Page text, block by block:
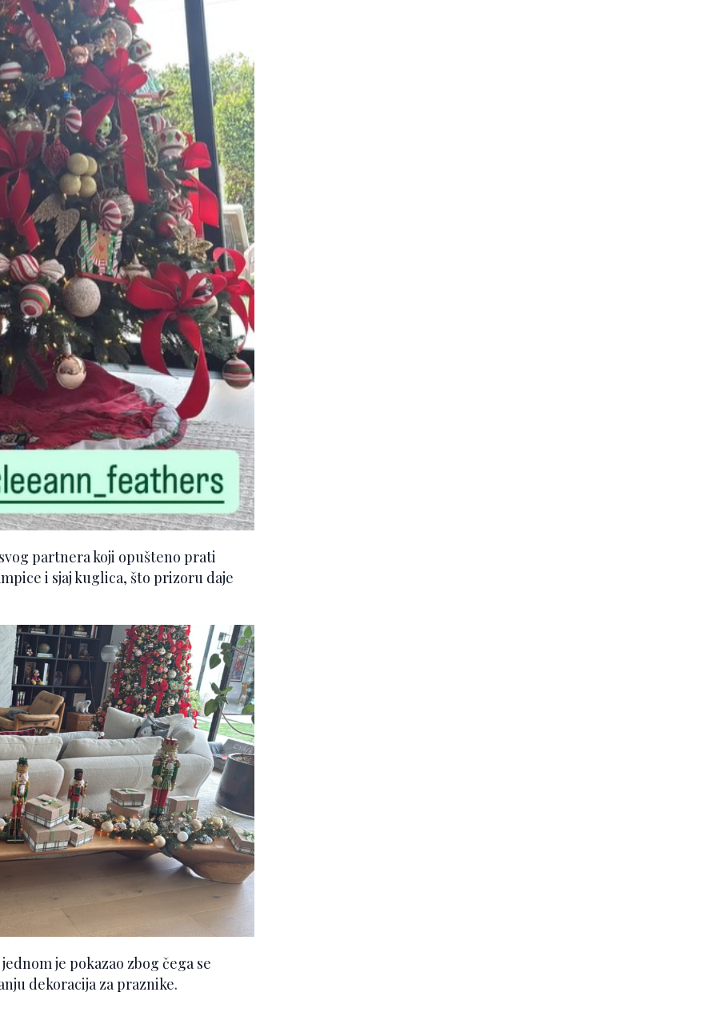
partnera koji opušteno prati
i sjaj kuglica, što prizoru daje
je pokazao zbog čega se
dekoracija za praznike.